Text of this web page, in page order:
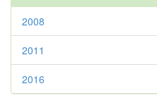
2008
2011
2016